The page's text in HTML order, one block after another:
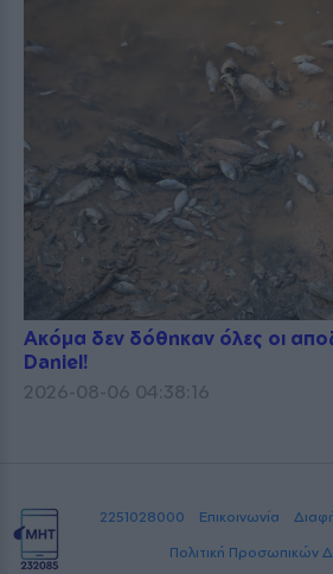
Ακόμα δεν δόθηκαν όλες οι
Daniel!
2026-08-06 04:38:16
2251028000 Επικοινωνία
Πολιτική Προσωπικών